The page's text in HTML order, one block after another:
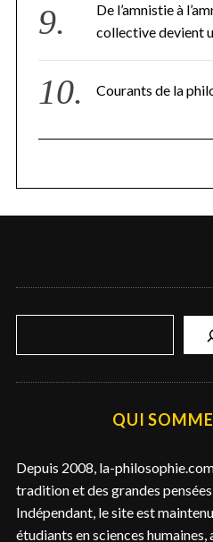
De l’amnistie à
collective devient
Courants de la
c
h
e
r
QUI
Depuis 2008, la-
tradition et des grandes
Indépendant, le site est
étudiants en sciences